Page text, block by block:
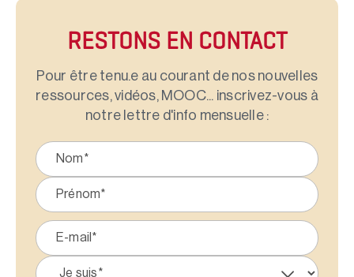
RESTONS EN CONTACT
Pour être tenu.e au courant de nos nouvelles
ressources, vidéos, MOOC... inscrivez-vous à
notre lettre d'info mensuelle :